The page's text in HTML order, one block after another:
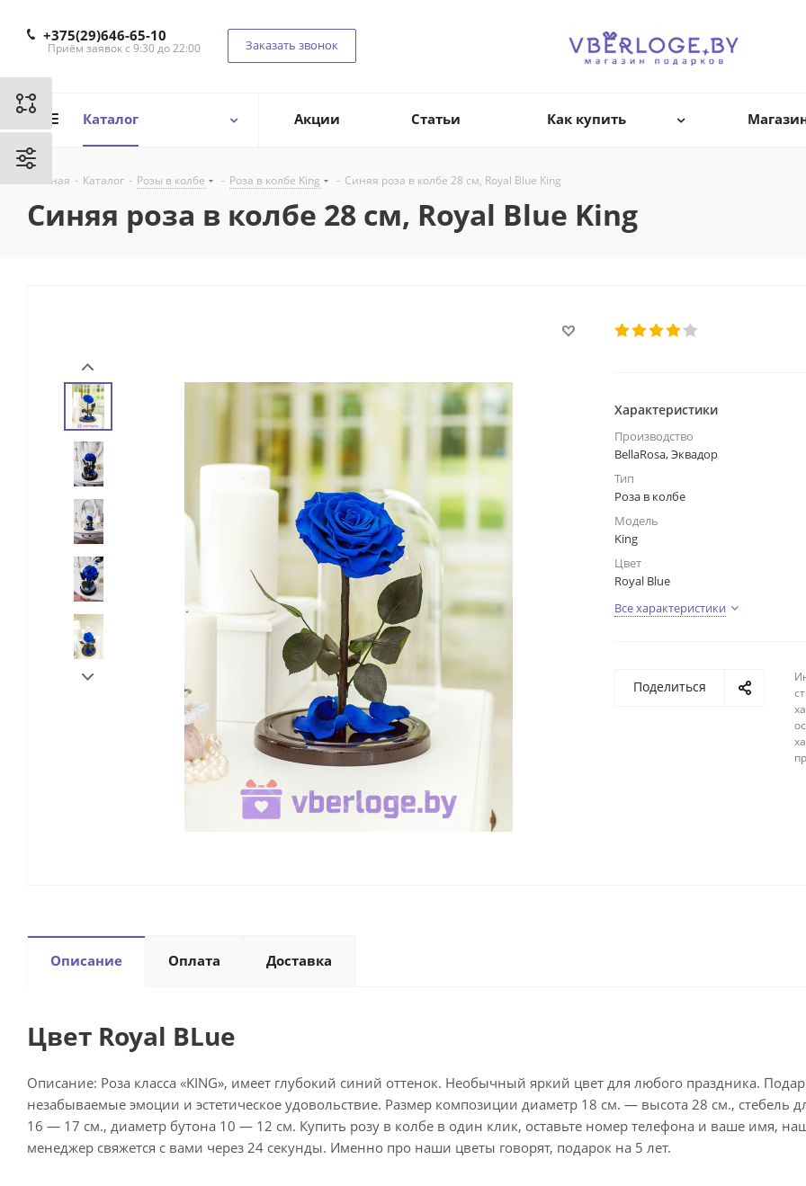
+375(29)646-65-10
Приём заявок с 9:30 до 22:00 Заказать звонок
Каталог Акции Статьи Как купить
Главная - Каталог - Розы в колбе - Роза в колбе King - Синяя роза в колбе 28 см, Royal Blue King
Синяя роза в колбе 28 см, Royal Blue King
Характеристики
Производство
BellaRosa, Эквадор
Тип
Роза в колбе
Модель
King
Цвет
Royal Blue
Все характеристики
Поделиться
Описание Оплата Доставка
Цвет Royal BLue
Описание: Роза класса «KING», имеет глубокий синий оттенок. Необычный яркий цвет для любого праздника.
незабываемые эмоции и эстетическое удовольствие. Размер композиции диаметр 18 см. — высота 28 см., стебель
16 — 17 см., диаметр бутона 10 — 12 см. Купить розу в колбе в один клик, оставьте номер телефона и ваше имя,
менеджер свяжется с вами через 24 секунды. Именно про наши цветы говорят, подарок на 5 лет.